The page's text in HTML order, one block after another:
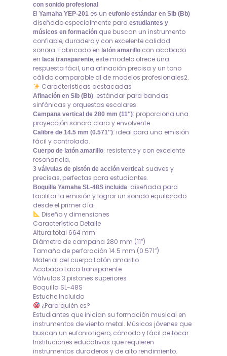
con sonido profesional
El Yamaha YEP-201 es un eufonio estándar en Sib (Bb)
diseñado especialmente para estudiantes y
músicos en formación que buscan un instrumento
confiable, duradero y con excelente calidad
sonora. Fabricado en latón amarillo con acabado
en laca transparente, este modelo ofrece una
respuesta fácil, una afinación precisa y un tono
cálido comparable al de modelos profesionales2.
Características destacadas
Afinación en Sib (Bb): estándar para bandas
sinfónicas y orquestas escolares.
Campana vertical de 280 mm (11″): proporciona una
proyección sonora clara y envolvente.
Calibre de 14.5 mm (0.571″): ideal para una emisión
fácil y controlada.
Cuerpo de latón amarillo: resistente y con excelente
resonancia.
3 válvulas de pistón de acción vertical: suaves y
precisas, perfectas para estudiantes.
Boquilla Yamaha SL-48S incluida: diseñada para
facilitar la emisión y lograr un sonido equilibrado
desde el primer día.
Diseño y dimensiones
Característica Detalle
Altura total 664 mm
Diámetro de campana 280 mm (11″)
Tamaño de perforación 14.5 mm (0.571″)
Material del cuerpo Latón amarillo
Acabado Laca transparente
Válvulas 3 pistones superiores
Boquilla SL-48S
Estuche Incluido
¿Para quién es?
Estudiantes que inician su formación musical en
instrumentos de viento metal. Músicos jóvenes que
buscan un eufonio ligero, cómodo y fácil de tocar.
Instituciones educativas que requieren
instrumentos duraderos y de alto rendimiento.